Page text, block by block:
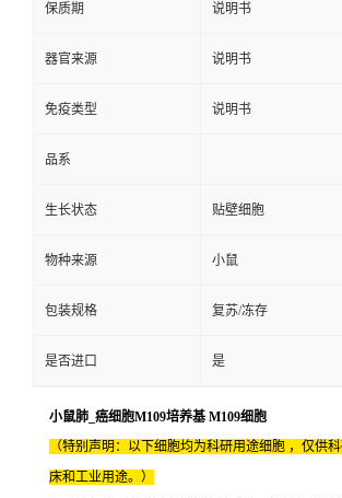
保质期 说明书
器官来源 说明书
免疫类型 说明书
品系
生长状态 贴壁细胞
物种来源 小鼠
包装规格 复苏/冻存
是否进口 是
小鼠肺_癌细胞M109培养基 M109细胞
（特别声明：以下细胞均为科研用途细胞 ，仅供
床和工业用途。）